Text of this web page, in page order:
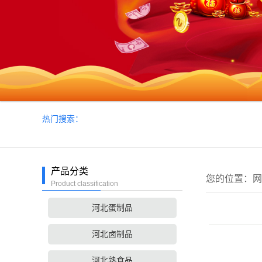
热门搜索：
产品分类
Product classification
河北蛋制品
河北卤制品
您的位置：